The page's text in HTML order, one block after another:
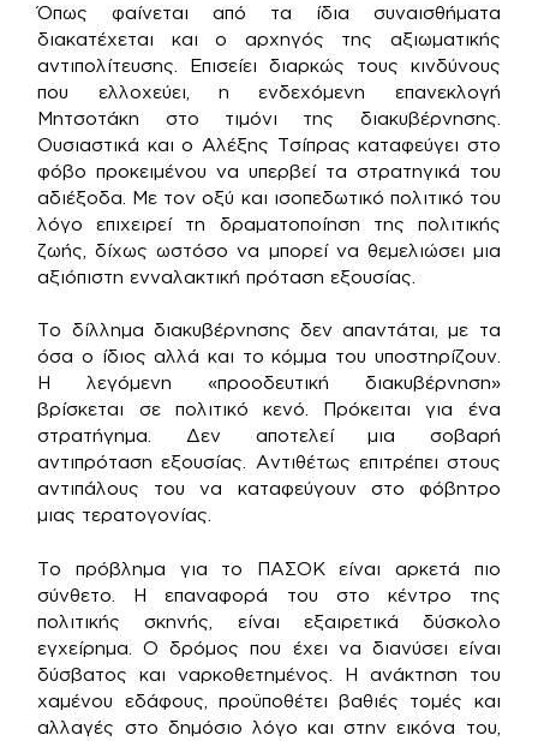
Όπως φαίνεται από τα ίδια συναισθήματα
διακατέχεται και ο αρχηγός της αξιωματικής
αντιπολίτευσης. Επισείει διαρκώς τους κινδύνους
που ελλοχεύει, η ενδεχόμενη επανεκλογή
Μητσοτάκη στο τιμόνι της διακυβέρνησης.
Ουσιαστικά και ο Αλέξης Τσίπρας καταφεύγει στο
φόβο προκειμένου να υπερβεί τα στρατηγικά του
αδιέξοδα. Με τον οξύ και ισοπεδωτικό πολιτικό του
λόγο επιχειρεί τη δραματοποίηση της πολιτικής
ζωής, δίχως ωστόσο να μπορεί να θεμελιώσει μια
αξιόπιστη ενναλακτική πρόταση εξουσίας.
Το δίλλημα διακυβέρνησης δεν απαντάται, με τα
όσα ο ίδιος αλλά και το κόμμα του υποστηρίζουν.
Η λεγόμενη «προοδευτική διακυβέρνηση»
βρίσκεται σε πολιτικό κενό. Πρόκειται για ένα
στρατήγημα. Δεν αποτελεί μια σοβαρή
αντιπρόταση εξουσίας. Αντιθέτως επιτρέπει στους
αντιπάλους του να καταφεύγουν στο φόβητρο
μιας τερατογονίας.
Το πρόβλημα για το ΠΑΣΟΚ είναι αρκετά πιο
σύνθετο. Η επαναφορά του στο κέντρο της
πολιτικής σκηνής, είναι εξαιρετικά δύσκολο
εγχείρημα. Ο δρόμος που έχει να διανύσει είναι
δύσβατος και ναρκοθετημένος. Η ανάκτηση του
χαμένου εδάφους, προϋποθέτει βαθιές τομές και
αλλαγές στο δημόσιο λόγο και στην εικόνα του,